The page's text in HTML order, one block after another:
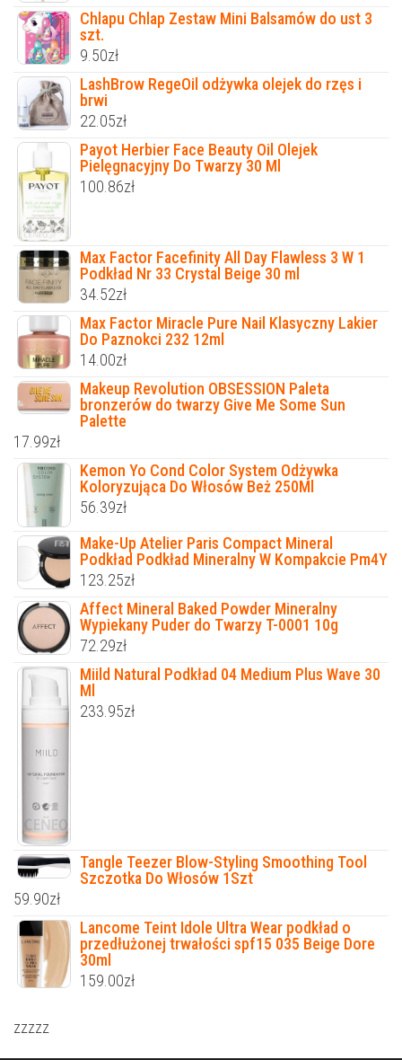
Chlapu Chlap Zestaw Mini Balsamów do ust 3
szt.
9.50zł
LashBrow RegeOil odżywka olejek do rzęs i
brwi
22.05zł
Payot Herbier Face Beauty Oil Olejek
Pielęgnacyjny Do Twarzy 30 Ml
100.86zł
Max Factor Facefinity All Day Flawless 3 W 1
Podkład Nr 33 Crystal Beige 30 ml
34.52zł
Max Factor Miracle Pure Nail Klasyczny Lakier
Do Paznokci 232 12ml
14.00zł
Makeup Revolution OBSESSION Paleta
bronzerów do twarzy Give Me Some Sun
Palette
17.99zł
Kemon Yo Cond Color System Odżywka
Koloryzująca Do Włosów Beż 250Ml
56.39zł
Make-Up Atelier Paris Compact Mineral
Podkład Podkład Mineralny W Kompakcie Pm4Y
123.25zł
Affect Mineral Baked Powder Mineralny
Wypiekany Puder do Twarzy T-0001 10g
72.29zł
Miild Natural Podkład 04 Medium Plus Wave 30
Ml
233.95zł
Tangle Teezer Blow-Styling Smoothing Tool
Szczotka Do Włosów 1Szt
59.90zł
Lancome Teint Idole Ultra Wear podkład o
przedłużonej trwałości spf15 035 Beige Dore
30ml
159.00zł
zzzzz